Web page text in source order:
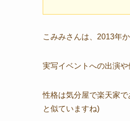
こみみさんは、2013年
実写イベントへの出演
性格は気分屋で楽天家
と似ていますね)